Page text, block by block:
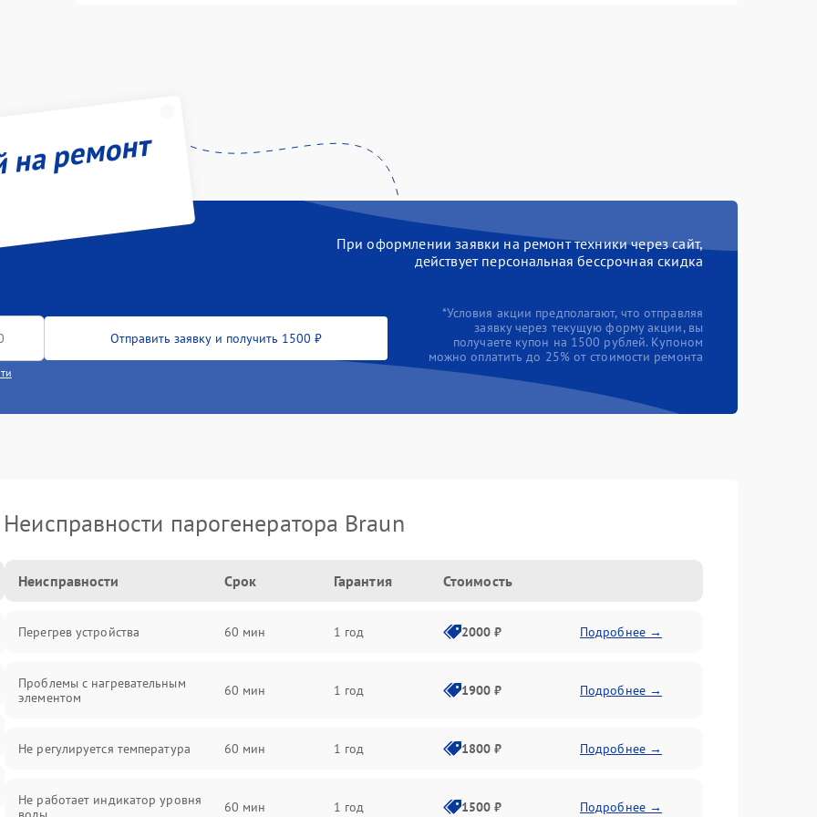
ремонт
При оформлении заявки на ремонт техники через сайт,
действует персональная бессрочная скидка
Отправить заявку и получить 1500 ₽
*Условия акции предполагают, что отправляя
заявку через текущую форму акции, вы
получаете купон на 1500 рублей. Купоном
можно оплатить до 25% от стоимости ремонта
Неисправности парогенератора Braun
Неисправности Срок Гарантия Стоимость
Перегрев устройства 60 мин 1 год 2000 ₽ Подробнее →
Проблемы с нагревательным
элементом
60 мин 1 год 1900 ₽ Подробнее →
Не регулируется температура 60 мин 1 год 1800 ₽ Подробнее →
Не работает индикатор уровня
60 мин 1 год 1500 ₽ Подробнее →